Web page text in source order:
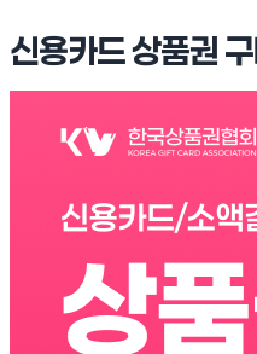
신용카드 상품권